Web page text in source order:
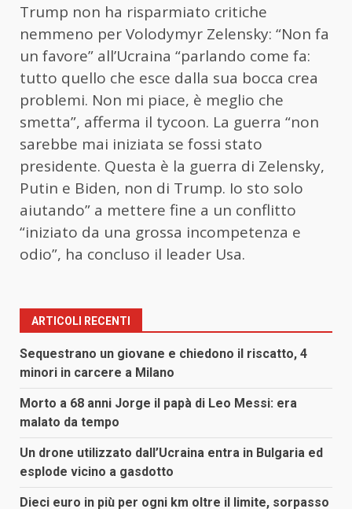
Trump non ha risparmiato critiche
nemmeno per Volodymyr Zelensky: “Non fa
un favore” all’Ucraina “parlando come fa:
tutto quello che esce dalla sua bocca crea
problemi. Non mi piace, è meglio che
smetta”, afferma il tycoon. La guerra “non
sarebbe mai iniziata se fossi stato
presidente. Questa è la guerra di Zelensky,
Putin e Biden, non di Trump. Io sto solo
aiutando” a mettere fine a un conflitto
“iniziato da una grossa incompetenza e
odio”, ha concluso il leader Usa.
ARTICOLI RECENTI
Sequestrano un giovane e chiedono il riscatto, 4
minori in carcere a Milano
Morto a 68 anni Jorge il papà di Leo Messi: era
malato da tempo
Un drone utilizzato dall’Ucraina entra in Bulgaria ed
esplode vicino a gasdotto
Dieci euro in più per ogni km oltre il limite, sorpasso